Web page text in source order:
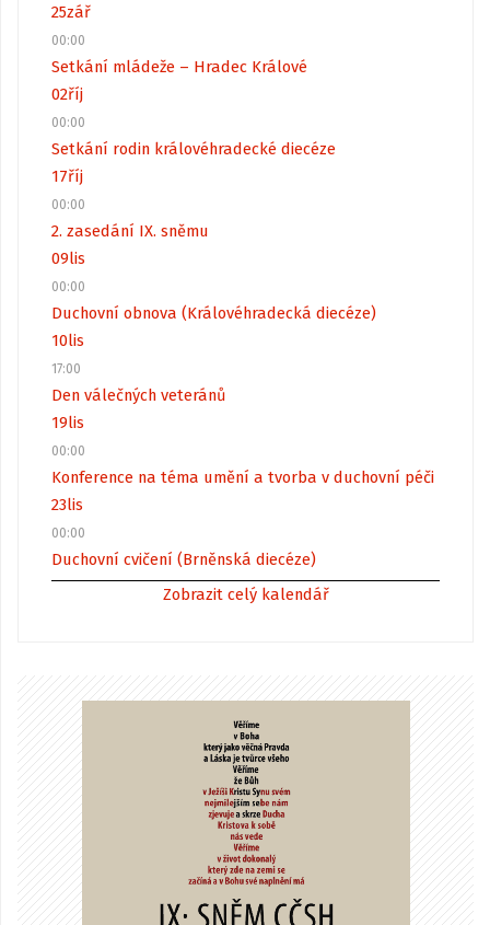
25zář
00:00
Setkání mládeže – Hradec Králové
02říj
00:00
Setkání rodin královéhradecké diecéze
17říj
00:00
2. zasedání IX. sněmu
09lis
00:00
Duchovní obnova (Královéhradecká diecéze)
10lis
17:00
Den válečných veteránů
19lis
00:00
Konference na téma umění a tvorba v duchovní péči
23lis
00:00
Duchovní cvičení (Brněnská diecéze)
Zobrazit celý kalendář